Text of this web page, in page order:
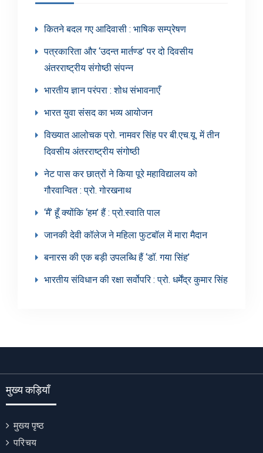
कितने बदल गए आदिवासी : भाषिक सम्प्रेषण
पत्रकारिता और ‘उदन्त मार्तण्ड’ पर दो दिवसीय
अंतरराष्ट्रीय संगोष्ठी संपन्न
भारतीय ज्ञान परंपरा : शोध संभावनाएँ
भारत युवा संसद का भव्य आयोजन
विख्यात आलोचक प्रो. नामवर सिंह पर बी.एच.यू. में तीन
दिवसीय अंतरराष्ट्रीय संगोष्ठी
नेट पास कर छात्रों ने किया पूरे महाविद्यालय को
गौरवान्वित : प्रो. गोरखनाथ
‘मैं’ हूँ क्योंकि ‘हम’ हैं : प्रो.स्वाति पाल
जानकी देवी कॉलेज ने महिला फुटबॉल में मारा मैदान
बनारस की एक बड़ी उपलब्धि हैं ‘डॉ. गया सिंह’
भारतीय संविधान की रक्षा सर्वोपरि : प्रो. धर्मेंद्र कुमार सिंह
मुख्य कड़ियाँ
मुख्य पृष्ठ
परिचय